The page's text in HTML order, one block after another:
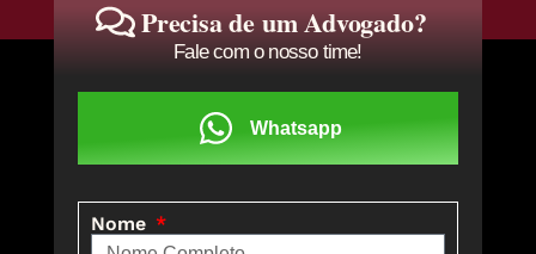
Precisa de um Advogado?
Fale com o nosso time!
Whatsapp
Nome